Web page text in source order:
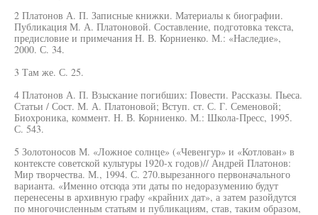
2 Платонов А. П. Записные книжки. Материалы к биографии.
Публикация М. А. Платоновой. Составление, подготовка текста,
предисловие и примечания Н. В. Корниенко. М.: «Наследие»,
2000. С. 34.
3 Там же. С. 25.
4 Платонов А. П. Взыскание погибших: Повести. Рассказы. Пьеса.
Статьи / Сост. М. А. Платоновой; Вступ. ст. С. Г. Семеновой;
Биохроника, коммент. Н. В. Корниенко. М.: Школа-Пресс, 1995.
С. 543.
5 Золотоносов М. «Ложное солнце» («Чевенгур» и «Котлован» в
контексте советской культуры 1920-х годов)// Андрей Платонов:
Мир творчества. М., 1994. С. 270.вырезанного первоначального
варианта. «Именно отсюда эти даты по недоразумению будут
перенесены в архивную графу «крайних дат», а затем разойдутся
по многочисленным статьям и публикациям, став, таким образом,